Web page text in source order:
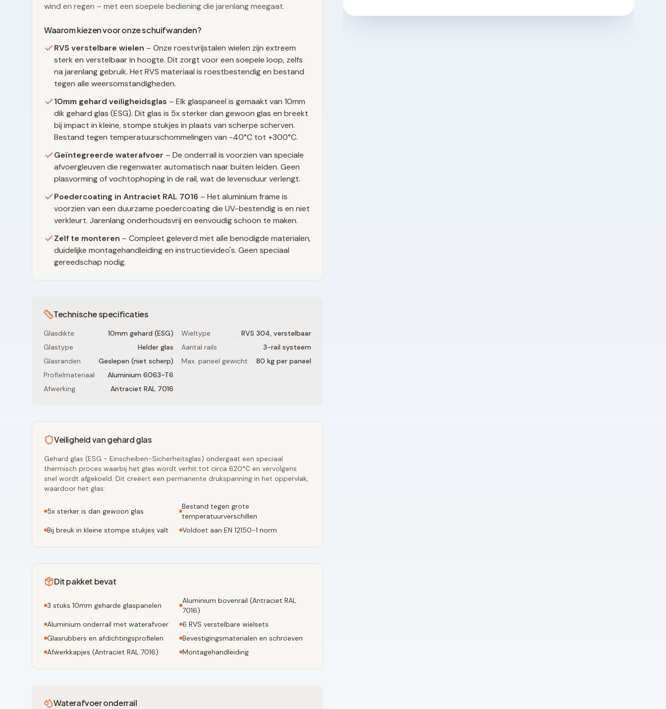
wind en regen – met een soepele bediening die jarenlang meegaat.
Waarom kiezen voor onze schuifwanden?
RVS verstelbare wielen – Onze roestvrijstalen wielen zijn extreem
sterk en verstelbaar in hoogte. Dit zorgt voor een soepele loop, zelfs
na jarenlang gebruik. Het RVS materiaal is roestbestendig en bestand
tegen alle weersomstandigheden.
10mm gehard veiligheidsglas – Elk glaspaneel is gemaakt van 10mm
dik gehard glas (ESG). Dit glas is 5x sterker dan gewoon glas en breekt
bij impact in kleine, stompe stukjes in plaats van scherpe scherven.
Bestand tegen temperatuurschommelingen van -40°C tot +300°C.
Geïntegreerde waterafvoer – De onderrail is voorzien van speciale
afvoergleuven die regenwater automatisch naar buiten leiden. Geen
plasvorming of vochtophoping in de rail, wat de levensduur verlengt.
Poedercoating in Antraciet RAL 7016 – Het aluminium frame is
voorzien van een duurzame poedercoating die UV-bestendig is en niet
verkleurt. Jarenlang onderhoudsvrij en eenvoudig schoon te maken.
Zelf te monteren – Compleet geleverd met alle benodigde materialen,
duidelijke montagehandleiding en instructievideo's. Geen speciaal
gereedschap nodig.
Technische specificaties
Glasdikte
10mm gehard (ESG)
Glastype
Helder glas
Glasranden
Geslepen (niet scherp)
Profielmateriaal
Aluminium 6063-T6
Afwerking
Antraciet RAL 7016
Wieltype
RVS 304, verstelbaar
Aantal rails
3-rail systeem
Max. paneel gewicht
80 kg per paneel
Veiligheid van gehard glas
Gehard glas (ESG - Einscheiben-Sicherheitsglas) ondergaat een speciaal
thermisch proces waarbij het glas wordt verhit tot circa 620°C en vervolgens
snel wordt afgekoeld. Dit creëert een permanente drukspanning in het oppervlak,
waardoor het glas:
5x sterker is dan gewoon glas
Bestand tegen grote
temperatuurverschillen
Bij breuk in kleine stompe stukjes valt
Voldoet aan EN 12150-1 norm
Dit pakket bevat
3 stuks 10mm geharde glaspanelen
Aluminium bovenrail (Antraciet RAL
7016)
Aluminium onderrail met waterafvoer
6 RVS verstelbare wielsets
Glasrubbers en afdichtingsprofielen
Bevestigingsmaterialen en schroeven
Afwerkkapjes (Antraciet RAL 7016) Montagehandleiding
Waterafvoer onderrail